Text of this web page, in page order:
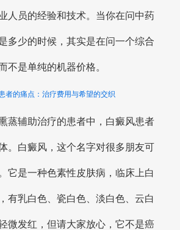
人员的经验和技术。当你在问中药
多少的时候，其实是在问一个综合
不是单纯的机器价格。
者的痛点：治疗费用与希望的交织
蒸辅助治疗的患者中，白癜风患者
。白癜风，这个名字对很多朋友可
它是一种色素性皮肤病，临床上白
有乳白色、瓷白色、淡白色、云白
微发红，但请大家放心，它不是癌